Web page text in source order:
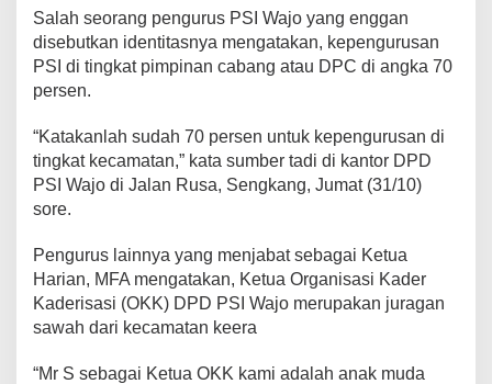
n
i
J
a
t
K
e
O
K
K
P
Salah seorang pengurus PSI Wajo yang enggan
disebutkan identitasnya mengatakan, kepengurusan
PSI di tingkat pimpinan cabang atau DPC di angka 70
persen.
“Katakanlah sudah 70 persen untuk kepengurusan di
tingkat kecamatan,” kata sumber tadi di kantor DPD
PSI Wajo di Jalan Rusa, Sengkang, Jumat (31/10)
sore.
Pengurus lainnya yang menjabat sebagai Ketua
Harian, MFA mengatakan, Ketua Organisasi Kader
Kaderisasi (OKK) DPD PSI Wajo merupakan juragan
sawah dari kecamatan keera
“Mr S sebagai Ketua OKK kami adalah anak muda